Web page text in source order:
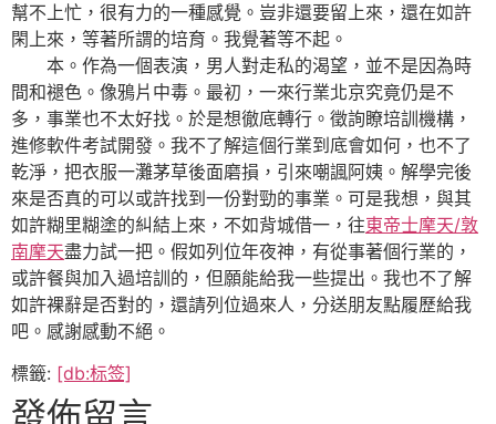
幫不上忙，很有力的一種感覺。豈非還要留上來，還在如許
閑上來，等著所謂的培育。我覺著等不起。
本。作為一個表演，男人對走私的渴望，並不是因為時
間和褪色。像鴉片中毒。最初，一來行業北京究竟仍是不
多，事業也不太好找。於是想徹底轉行。徵詢瞭培訓機構，
進修軟件考試開發。我不了解這個行業到底會如何，也不了
乾淨，把衣服一灘茅草後面磨損，引來嘲諷阿姨。解學完後
來是否真的可以或許找到一份對勁的事業。可是我想，與其
如許糊里糊塗的糾結上來，不如背城借一，往東帝士摩天/敦
南摩天盡力試一把。假如列位年夜神，有從事著個行業的，
或許餐與加入過培訓的，但願能給我一些提出。我也不了解
如許裸辭是否對的，還請列位過來人，分送朋友點履歷給我
吧。感謝感動不絕。
標籤: [db:标签]